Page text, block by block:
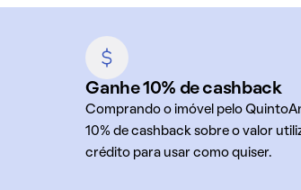
Ganhe 10% de cashback
Comprando o imóvel pelo
10% de cashback sobre o valor
crédito para usar como quiser.